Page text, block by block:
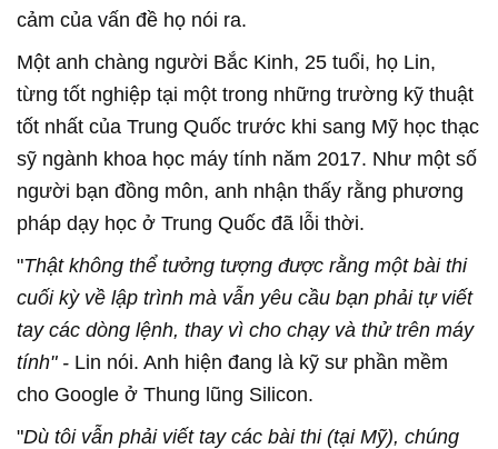
cảm của vấn đề họ nói ra.
Một anh chàng người Bắc Kinh, 25 tuổi, họ Lin,
từng tốt nghiệp tại một trong những trường kỹ thuật
tốt nhất của Trung Quốc trước khi sang Mỹ học thạc
sỹ ngành khoa học máy tính năm 2017. Như một số
người bạn đồng môn, anh nhận thấy rằng phương
pháp dạy học ở Trung Quốc đã lỗi thời.
"Thật không thể tưởng tượng được rằng một bài thi
cuối kỳ về lập trình mà vẫn yêu cầu bạn phải tự viết
tay các dòng lệnh, thay vì cho chạy và thử trên máy
tính" - Lin nói. Anh hiện đang là kỹ sư phần mềm
cho Google ở Thung lũng Silicon.
"Dù tôi vẫn phải viết tay các bài thi (tại Mỹ), chúng